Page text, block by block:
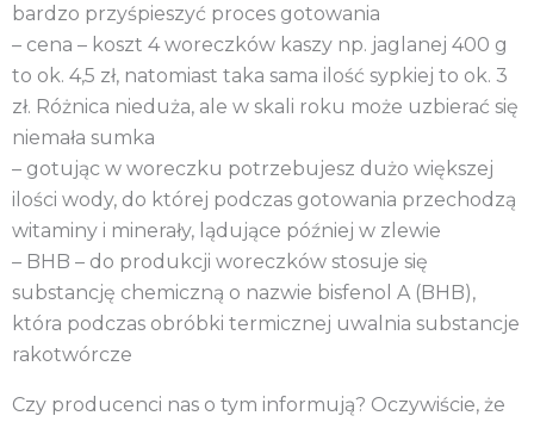
bardzo przyśpieszyć proces gotowania
– cena – koszt 4 woreczków kaszy np. jaglanej 400 g
to ok. 4,5 zł, natomiast taka sama ilość sypkiej to ok. 3
zł. Różnica nieduża, ale w skali roku może uzbierać się
niemała sumka
– gotując w woreczku potrzebujesz dużo większej
ilości wody, do której podczas gotowania przechodzą
witaminy i minerały, lądujące później w zlewie
– BHB – do produkcji woreczków stosuje się
substancję chemiczną o nazwie bisfenol A (BHB),
która podczas obróbki termicznej uwalnia substancje
rakotwórcze
Czy producenci nas o tym informują? Oczywiście, że